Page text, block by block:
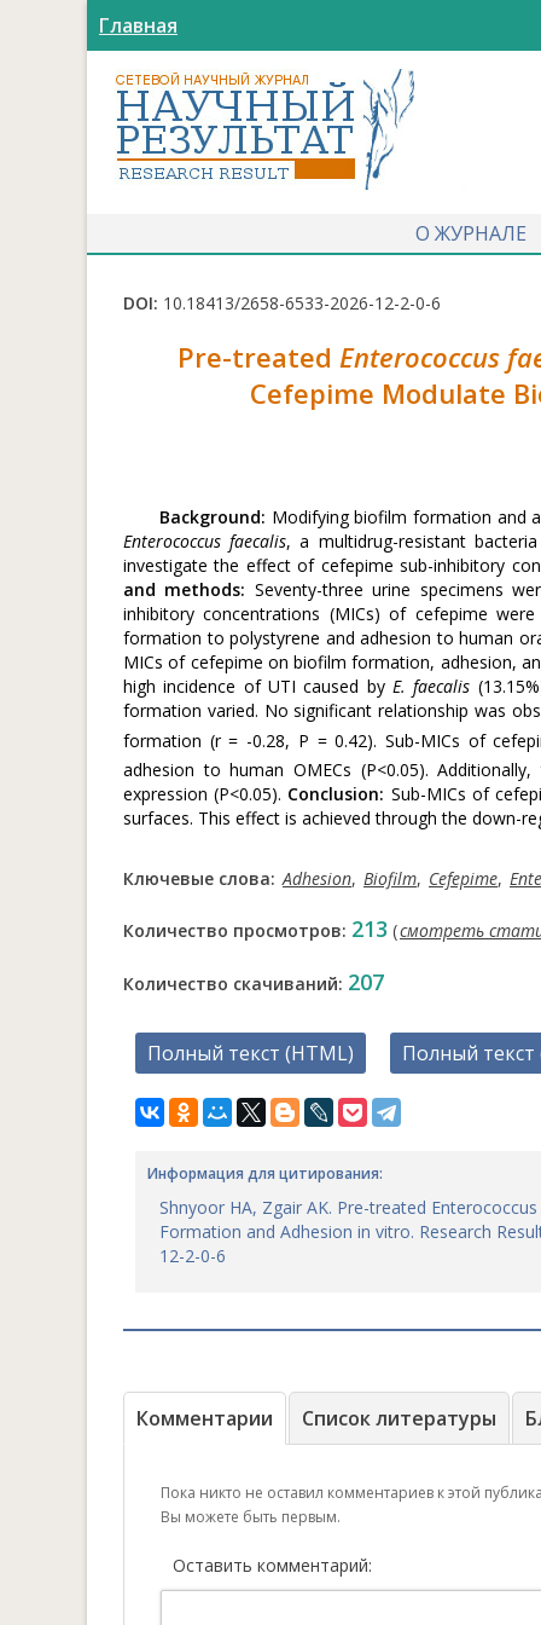
Главная
О ЖУРНАЛЕ
DOI: 10.18413/2658-6533-2026-12-2-0-6
Pre-treated Enterococcus
Cefepime Modulate
Background: Modifying biofilm formation and
Enterococcus faecalis, a multidrug-resistant
investigate the effect of cefepime sub-inhibitory
and methods: Seventy-three urine specimens
inhibitory concentrations (MICs) of cefepime
formation to polystyrene and adhesion to human
MICs of cefepime on biofilm formation, adhesion,
high incidence of UTI caused byE. faecalis
formation varied. No significant relationship was
formation (r = -0.28, P = 0.42). Sub-MICs of
adhesion to human OMECs (P<0.05).
expression (P<0.05). Conclusion: Sub-MICs of
surfaces. This effect is achieved through the down-
Ключевые слова: Adhesion, Biofilm, Cefepime,
Количество просмотров: 213 (смотреть
Количество скачиваний: 207
Полный текст (HTML) Полный текст
Информация для цитирования:
Shnyoor HA, Zgair AK. Pre-treated
Formation and Adhesion in vitro. Research
12-2-0-6
Комментарии Список литературы
Пока никто не оставил комментариев к этой
Вы можете быть первым.
Оставить комментарий: